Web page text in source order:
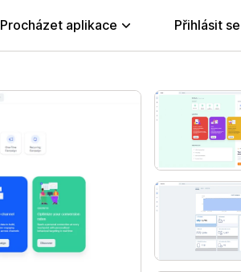
Procházet aplikace Přihlásit se